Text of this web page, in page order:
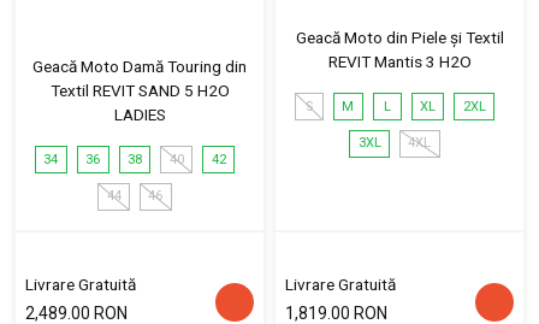
Geacă Moto Damă Touring din
Textil REVIT SAND 5 H2O
LADIES
34 36 38 40 42
44 46
Livrare Gratuită
2,489.00 RON
Geacă Moto din Piele și Textil
REVIT Mantis 3 H2O
S M L XL 2XL
3XL 4XL
Livrare Gratuită
1,819.00 RON